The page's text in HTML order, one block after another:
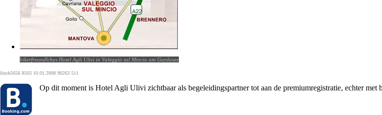
bikerfreundlches Hotel Agli Ulivi in Valeggio sul Mincio am Gardasee
lösch5656 8503 10.01.2008 90263 511
Op dit moment is Hotel Agli Ulivi zichtbaar als begeleidingspartner tot aan de premiumregistratie, echter